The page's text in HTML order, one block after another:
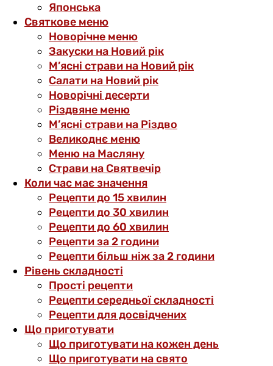
Японська
Святкове меню
Новорічне меню
Закуски на Новий рік
М’ясні страви на Новий рік
Салати на Новий рік
Новорічні десерти
Різдвяне меню
М’ясні страви на Різдво
Великоднє меню
Меню на Масляну
Страви на Святвечір
Коли час має значення
Рецепти до 15 хвилин
Рецепти до 30 хвилин
Рецепти до 60 хвилин
Рецепти за 2 години
Рецепти більш ніж за 2 години
Рівень складності
Прості рецепти
Рецепти середньої складності
Рецепти для досвідчених
Що приготувати
Що приготувати на кожен день
Що приготувати на свято